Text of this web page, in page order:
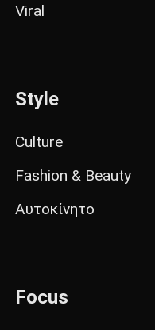
Viral
Style
Culture
Fashion & Beauty
Αυτοκίνητο
Focus